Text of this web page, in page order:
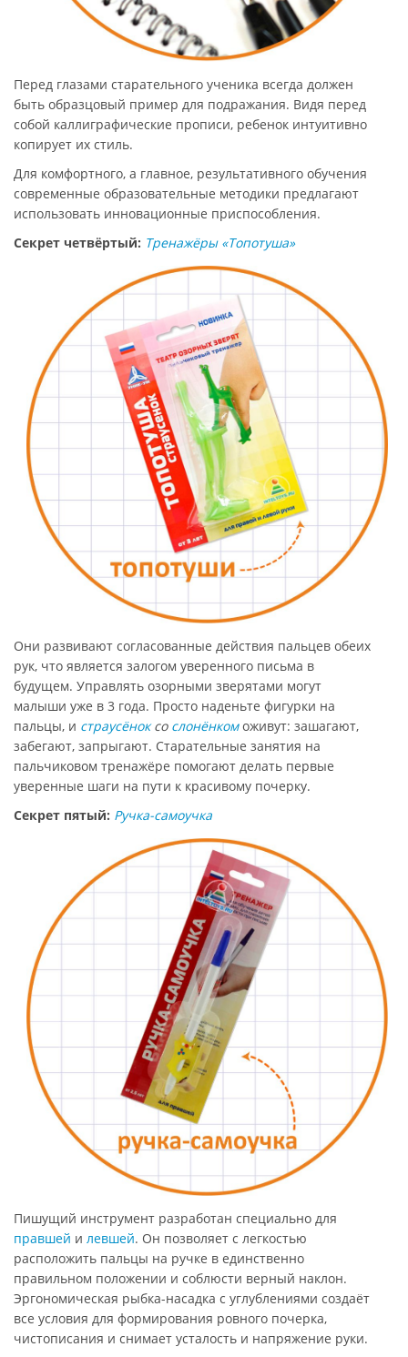
Перед глазами старательного ученика всегда должен
быть образцовый пример для подражания. Видя перед
собой каллиграфические прописи, ребенок интуитивно
копирует их стиль.
Для комфортного, а главное, результативного обучения
современные образовательные методики предлагают
использовать инновационные приспособления.
Секрет четвёртый: Тренажёры «Топотуша»
Они развивают согласованные действия пальцев обеих
рук, что является залогом уверенного письма в
будущем. Управлять озорными зверятами могут
малыши уже в 3 года. Просто наденьте фигурки на
пальцы, и страусёноксо слонёнкоможивут: зашагают,
забегают, запрыгают. Старательные занятия на
пальчиковом тренажёре помогают делать первые
уверенные шаги на пути к красивому почерку.
Секрет пятый: Ручка-самоучка
Пишущий инструмент разработан специально для
правшей и левшей. Он позволяет с легкостью
расположить пальцы на ручке в единственно
правильном положении и соблюсти верный наклон.
Эргономическая рыбка-насадка с углублениями создаёт
все условия для формирования ровного почерка,
чистописания и снимает усталость и напряжение руки.